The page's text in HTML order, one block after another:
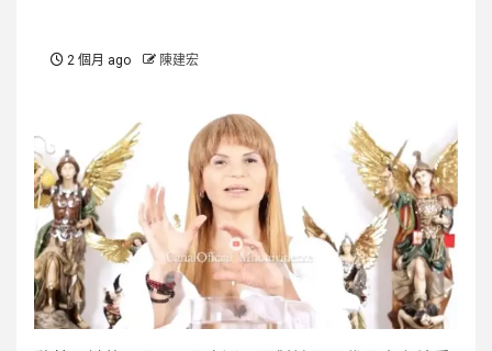
2 個月 ago 陳建宏